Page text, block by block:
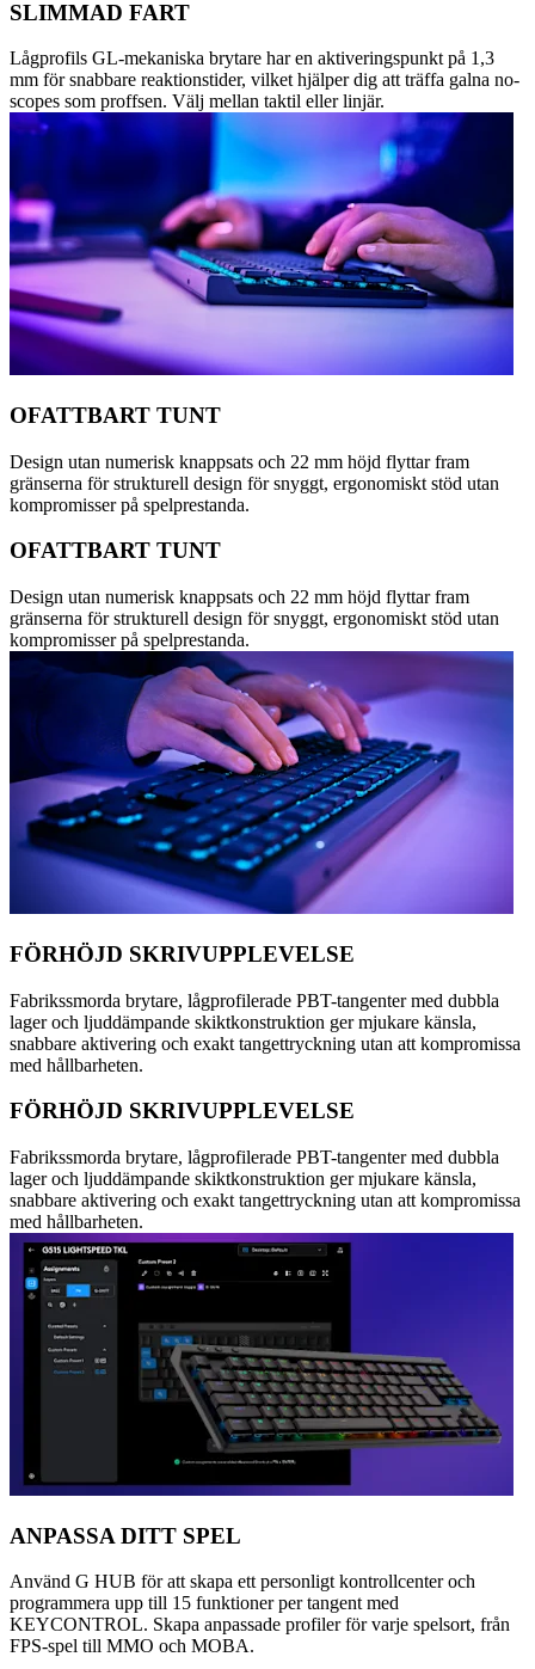
SLIMMAD FART
Lågprofils GL-mekaniska brytare har en aktiveringspunkt på 1,3
mm för snabbare reaktionstider, vilket hjälper dig att träffa galna no-
scopes som proffsen. Välj mellan taktil eller linjär.
OFATTBART TUNT
Design utan numerisk knappsats och 22 mm höjd flyttar fram
gränserna för strukturell design för snyggt, ergonomiskt stöd utan
kompromisser på spelprestanda.
OFATTBART TUNT
Design utan numerisk knappsats och 22 mm höjd flyttar fram
gränserna för strukturell design för snyggt, ergonomiskt stöd utan
kompromisser på spelprestanda.
FÖRHÖJD SKRIVUPPLEVELSE
Fabrikssmorda brytare, lågprofilerade PBT-tangenter med dubbla
lager och ljuddämpande skiktkonstruktion ger mjukare känsla,
snabbare aktivering och exakt tangettryckning utan att kompromissa
med hållbarheten.
FÖRHÖJD SKRIVUPPLEVELSE
Fabrikssmorda brytare, lågprofilerade PBT-tangenter med dubbla
lager och ljuddämpande skiktkonstruktion ger mjukare känsla,
snabbare aktivering och exakt tangettryckning utan att kompromissa
med hållbarheten.
ANPASSA DITT SPEL
Använd G HUB för att skapa ett personligt kontrollcenter och
programmera upp till 15 funktioner per tangent med
KEYCONTROL. Skapa anpassade profiler för varje spelsort, från
FPS-spel till MMO och MOBA.